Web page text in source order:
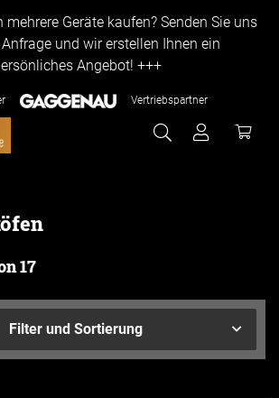
mehrere Geräte kaufen? Senden Sie uns
und wir erstellen Ihnen ein
Angebot! +++
Vertriebspartner
17
Filter und Sortierung